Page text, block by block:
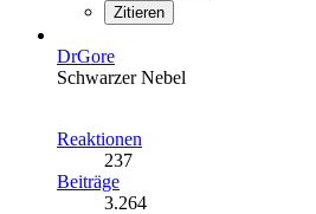
Zitieren
DrGore
Schwarzer Nebel
Reaktionen
237
Beiträge
3.264